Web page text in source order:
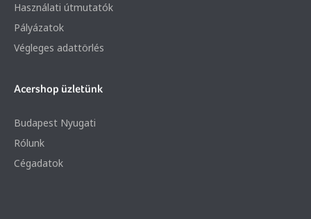
Adatkezelési nyilatkozat
Használati útmutatók
Pályázatok
Budapest Nyugati
Rólunk